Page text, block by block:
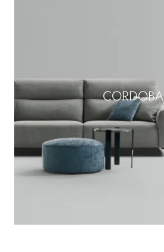
CORDOBA